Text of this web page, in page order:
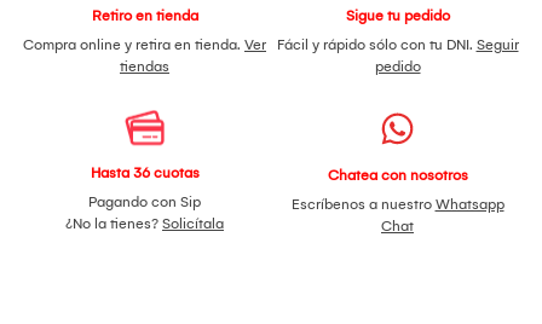
Retiro en tienda
Compra online y retira en tienda. Ver
tiendas
Sigue tu pedido
Fácil y rápido sólo con tu DNI. Seguir
pedido
Hasta 36 cuotas
Pagando con Sip
¿No la tienes? Solicítala
Chatea con nosotros
Escríbenos a nuestro Whatsapp
Chat